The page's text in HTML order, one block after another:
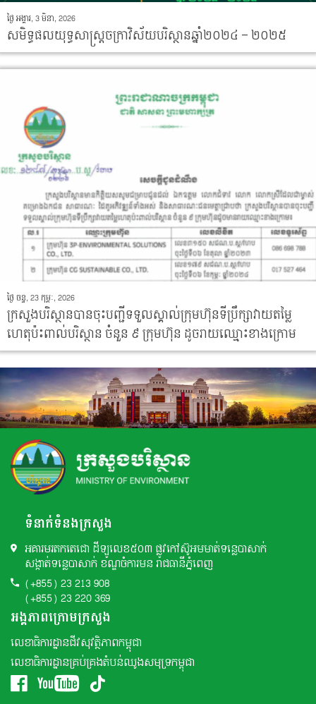
ថ្ងៃ អង្គារ, 3 មិនា, 2026
សមិទ្ធផលយុទ្ធសាស្រ្តចក្រាវិស័យបរិស្ថានឆ្នាំ២០២៤ – ២០២៥
ថ្ងៃ ចន្ទ, 23 កុម្ភៈ, 2026
ក្រសួងបរិស្ថានបានចុះបញ្ជីទទួលស្គាល់ក្រុមហ៊ុនទីប្រឹក្សាវាយតម្លៃ
ហេតុប៉ះពាល់បរិស្ថាន ចំនួន ៩ ក្រុមហ៊ុន ដូចរាយឈ្មោះខាងក្រោម
ទំនាក់ទំនងក្រសួង
អគារមរតកតេជោ ដីឡូលេខ៥០៣ ផ្លូវកៅស៊ូអមមាត់ទន្លេបាសាក់
សង្កាត់ទន្លេបាសាក់ ខណ្ឌចំការមន រាជធានីភ្នំពេញ
(+855) 23 213 908
(+855) 23 220 369
អង្គភាពក្រោមក្រសួង
លេខាធិការដ្ឋានជីវសុវត្ថិភាពកម្ពុជា
លេខាធិការដ្ឋានគ្រប់គ្រងតំបន់ឈូងសមុទ្រកម្ពុជា